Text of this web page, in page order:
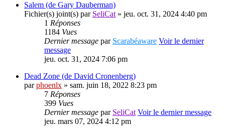
Salem (de Gary Dauberman)
Fichier(s) joint(s) par SeliCat» jeu. oct. 31, 2024 4:40 pm
1 Réponses
1184 Vues
Dernier message par Scarabéaware Voir le dernier
message
jeu. oct. 31, 2024 7:06 pm
Dead Zone (de David Cronenberg)
parphoenlx » sam. juin 18, 2022 8:23 pm
7 Réponses
399 Vues
Dernier message par SeliCat Voir le dernier message
jeu. mars 07, 2024 4:12 pm